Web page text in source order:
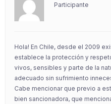
Participante
Hola! En Chile, desde el 2009
establece la protección y
vivos, sensibles y parte de la
adecuado sin sufrimiento
Cabe mencionar que previo a
bien sancionadora, que